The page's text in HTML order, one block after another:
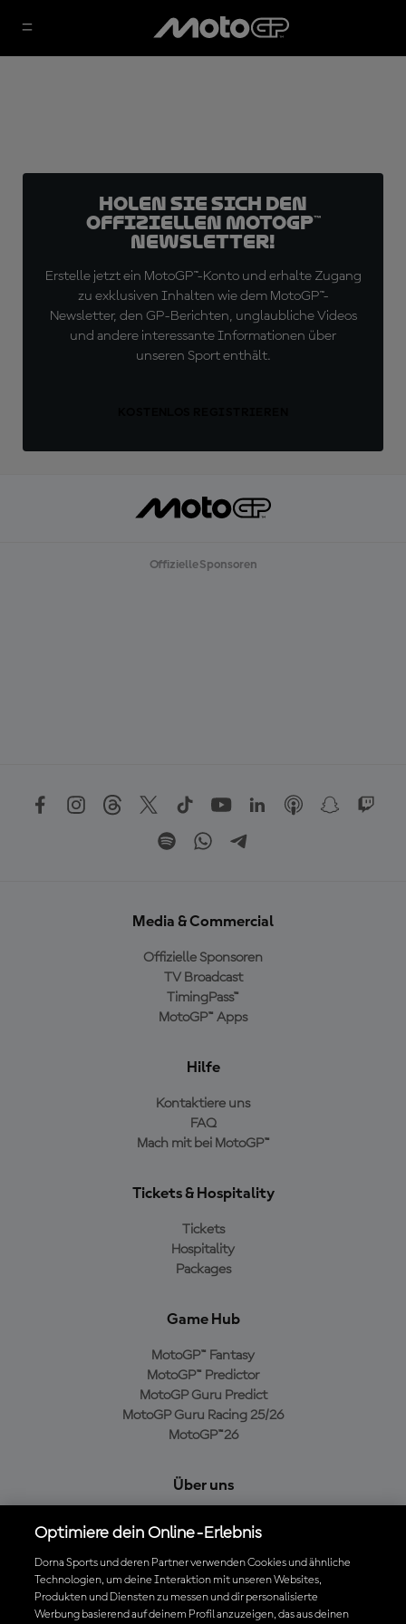
Holen Sie sich den
offiziellen MotoGP™
Newsletter!
Erstelle jetzt ein MotoGP™-Konto und erhalte Zugang
zu exklusiven Inhalten wie dem MotoGP™-
Newsletter, den GP-Berichten, unglaubliche Videos
und andere interessante Informationen über
unseren Sport enthält.
Offizielle Sponsoren
Media & Commercial
Offizielle Sponsoren
TV Broadcast
TimingPass™
MotoGP™ Apps
Hilfe
Kontaktiere uns
FAQ
Mach mit bei MotoGP™
Tickets & Hospitality
Tickets
Hospitality
Packages
Game Hub
MotoGP™ Fantasy
MotoGP™ Predictor
MotoGP Guru Predict
MotoGP Guru Racing 25/26
MotoGP™26
Über uns
Cookie-Richtlinien
Geschäftsbedingungen
Datenschutzrichtlinien
Kaufrichtlinie
Optimiere dein Online-Erlebnis
Dorna Sports und deren Partner verwenden Cookies und ähnliche
Technologien, um deine Interaktion mit unseren Websites,
Produkten und Diensten zu messen und dir personalisierte
Werbung basierend auf deinem Profil anzuzeigen, das aus deinen